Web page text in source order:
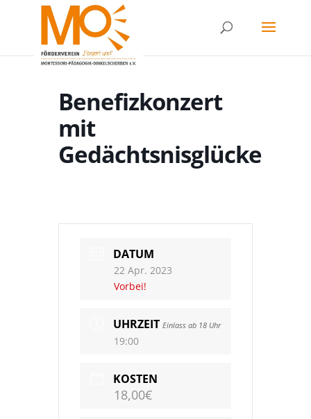
Benefizkonzert
mit
Gedächtsnisglücke
DATUM
22 Apr. 2023
Vorbei!
UHRZEIT Einlass ab 18 Uhr
19:00
KOSTEN
18,00€